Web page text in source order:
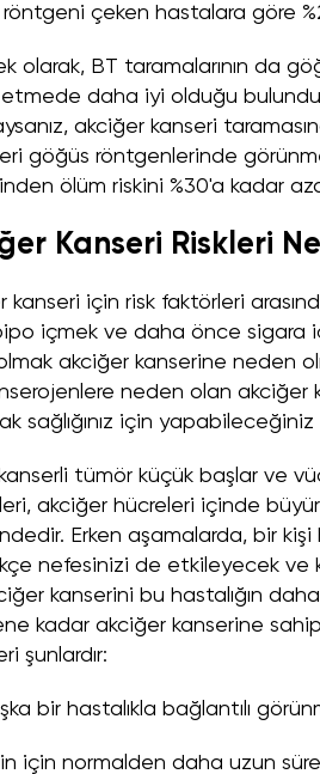
çeken hastalara göre
olarak, BT taramalarının da
daha iyi olduğu
akciğer kanseri
göğüs röntgenlerinde
ölüm riskini %30'a kadar
Kanseri Riskleri
kanseri için risk faktörleri
içmek ve daha önce sigara
akciğer kanserine neden
neden olan akciğer
sağlığınız için
tümör küçük başlar ve
akciğer hücreleri içinde
Erken aşamalarda, bir
nefesinizi de etkileyecek ve
kanserini bu hastalığın
kadar akciğer kanserine
şunlardır:
bir hastalıkla bağlantılı
için normalden daha uzun